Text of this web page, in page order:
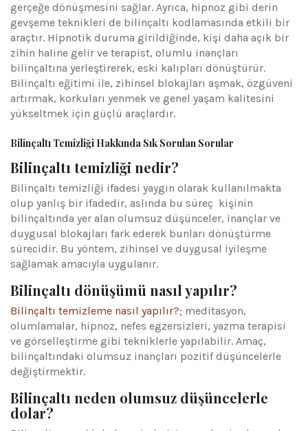
gerçeğe dönüşmesini sağlar. Ayrıca, hipnoz gibi derin
gevşeme teknikleri de bilinçaltı kodlamasında etkili bir
araçtır. Hipnotik duruma girildiğinde, kişi daha açık bir
zihin haline gelir ve terapist, olumlu inançları
bilinçaltına yerleştirerek, eski kalıpları dönüştürür.
Bilinçaltı eğitimi ile, zihinsel blokajları aşmak, özgüveni
artırmak, korkuları yenmek ve genel yaşam kalitesini
yükseltmek için güçlü araçlardır.
Bilinçaltı Temizliği Hakkında Sık Sorulan Sorular
Bilinçaltı temizliği nedir?
Bilinçaltı temizliği ifadesi yaygın olarak kullanılmakta
olup yanlış bir ifadedir, aslında bu süreç kişinin
bilinçaltında yer alan olumsuz düşünceler, inançlar ve
duygusal blokajları fark ederek bunları dönüştürme
sürecidir. Bu yöntem, zihinsel ve duygusal iyileşme
sağlamak amacıyla uygulanır.
Bilinçaltı dönüşümü nasıl yapılır?
Bilinçaltı temizleme nasıl yapılır?; meditasyon,
olumlamalar, hipnoz, nefes egzersizleri, yazma terapisi
ve görselleştirme gibi tekniklerle yapılabilir. Amaç,
bilinçaltındaki olumsuz inançları pozitif düşüncelerle
değiştirmektir.
Bilinçaltı neden olumsuz düşüncelerle
dolar?